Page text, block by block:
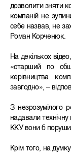
дозволити зняти
компаній не
себе назвав, не
Роман Корченюк.
На декількох
«старший по
керівництва
завгодно», –
З незрозумілого
надавали технічну
ККУ вони б
Крім того, на